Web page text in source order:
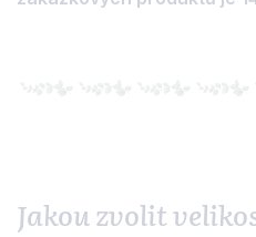
Jakou zvolit